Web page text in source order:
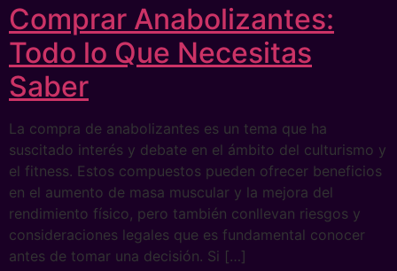
Comprar Anabolizantes:
Todo lo Que Necesitas
Saber
La compra de anabolizantes es un tema que ha
suscitado interés y debate en el ámbito del culturismo y
el fitness. Estos compuestos pueden ofrecer beneficios
en el aumento de masa muscular y la mejora del
rendimiento físico, pero también conllevan riesgos y
consideraciones legales que es fundamental conocer
antes de tomar una decisión. Si […]